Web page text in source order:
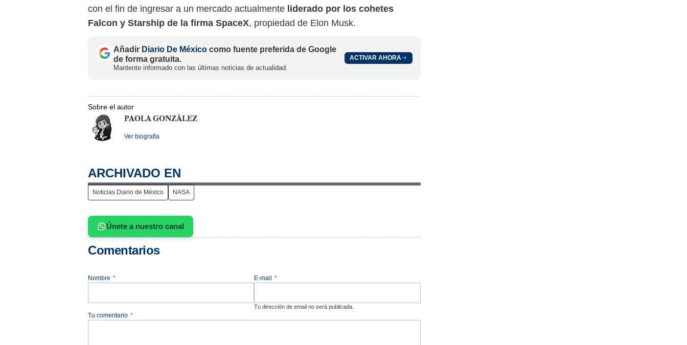
con el fin de ingresar a un mercado actualmente liderado por los cohetes
Falcon y Starship de la firma SpaceX, propiedad de Elon Musk.
Añadir Diario De México como fuente preferida de Google
de forma gratuita.
Mantente informado con las últimas noticias de actualidad.
ACTIVAR AHORA
Sobre el autor
PAOLA GONZÁLEZ
Ver biografía
ARCHIVADO EN
Noticias Diario de México NASA
Únete a nuestro canal
Comentarios
Nombre * E-mail *
Tu dirección de email no será publicada.
Tu comentario *